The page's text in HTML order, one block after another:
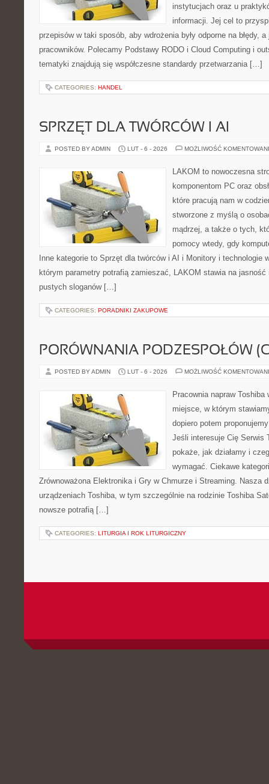
instytucjach oraz u
informacji. Jej cel to
przepisów w taki sposób, aby wdrożenia były odporne na błędy,
pracowników. Polecamy Podstawy RODO i Cloud Computing i
tematyki znajdują się współczesne standardy przetwarzania […]
CATEGORIES: HANDEL
SPRZĘT DLA TWÓRCÓW I AI
POSTED BY ADMIN LUT - 6 - 2026 MOŻLIWOŚĆ
LAKOM to nowoczesna
komponentom PC oraz
które pracują nam w
stworzone z myślą o
mądrzej, a także o tych,
pomocy wtedy, gdy
Inne kategorie to Sprzęt dla twórców i AI i Monitory i technologie
którym parametry potrafią zamieszać, LAKOM stawia na
pustych sloganów […]
CATEGORIES: PORADNIKI ZAKUPOWE
PORÓWNANIA PODZESPOŁÓW
POSTED BY ADMIN LUT - 6 - 2026 MOŻLIWOŚĆ
Pracownia napraw
miejsce, w którym
dopiero potem
Jeśli interesuje Cię Serwis
pokaże, jak działamy i
wymagać. Ciekawe
Zrównoważona Elektronika i Gry w Chmurze i Streaming. Nasza
urządzeniach Toshiba, w tym szczególnie na rodzinie Toshiba
nowsze potrafią […]
CATEGORIES: LITURGIA I ROK LITURGICZNY